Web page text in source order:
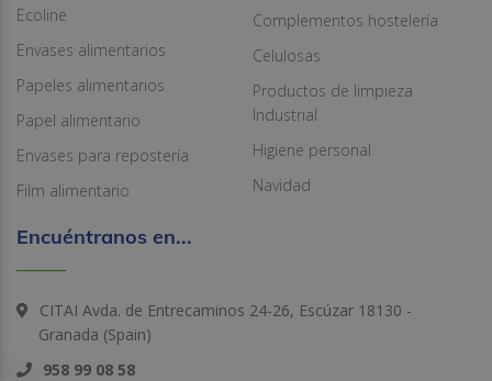
Ecoline
Envases alimentarios
Papeles alimentarios
Papel alimentario
Envases para repostería
Film alimentario
Complementos hostelería
Celulosas
Productos de limpieza
Industrial
Higiene personal
Navidad
Encuéntranos en...
CITAI Avda. de Entrecaminos 24-26, Escúzar 18130 -
Granada (Spain)
958 99 08 58